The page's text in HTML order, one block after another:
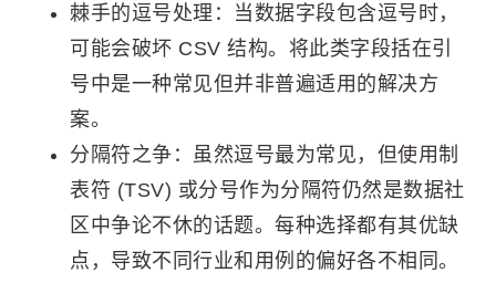
棘手的逗号处理：当数据字段包含逗号时，
可能会破坏 CSV 结构。将此类字段括在引
号中是一种常见但并非普遍适用的解决方
案。
分隔符之争：虽然逗号最为常见，但使用制
表符 (TSV) 或分号作为分隔符仍然是数据社
区中争论不休的话题。每种选择都有其优缺
点，导致不同行业和用例的偏好各不相同。